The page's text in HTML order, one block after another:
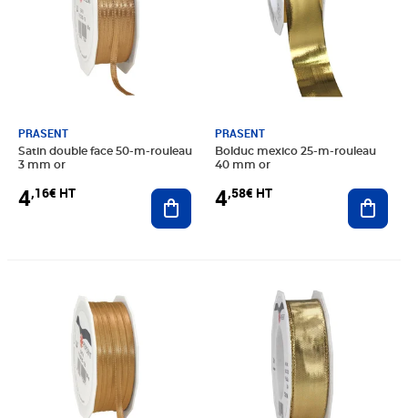
PRASENT
Satin double face 50-m-rouleau
3 mm or
4,16€ HT Ajouter au panier
PRASENT
Bolduc mexico 25-m-rouleau
40 mm or
4,58€ HT